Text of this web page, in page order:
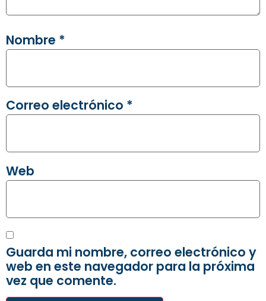
Nombre *
Correo electrónico *
Web
Guarda mi nombre, correo electrónico y
web en este navegador para la próxima
vez que comente.